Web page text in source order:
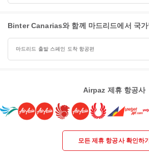
Binter Canarias와 함께 마드리드에서 국가
마드리드 출발 스페인 도착 항공편
Airpaz 제휴 항공사
모든 제휴 항공사 확인하